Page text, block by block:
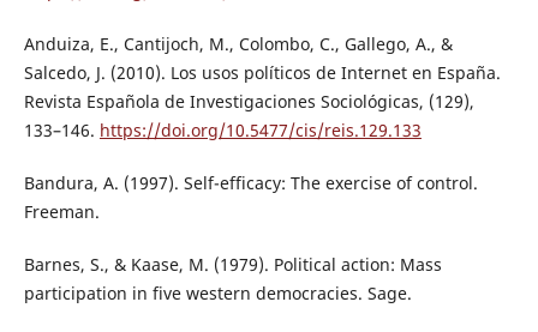
Anduiza, E., Cantijoch, M., Colombo, C., Gallego, A., &
Salcedo, J. (2010). Los usos políticos de Internet en España.
Revista Española de Investigaciones Sociológicas, (129),
133–146. https://doi.org/10.5477/cis/reis.129.133
Bandura, A. (1997). Self-efficacy: The exercise of control.
Freeman.
Barnes, S., & Kaase, M. (1979). Political action: Mass
participation in five western democracies. Sage.